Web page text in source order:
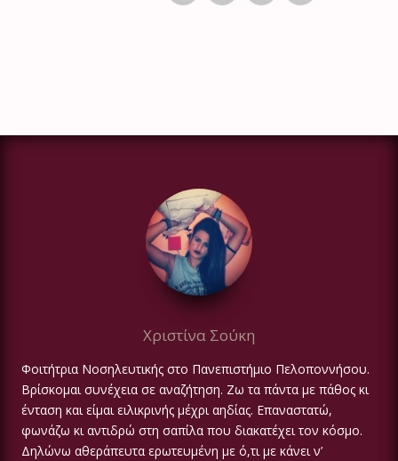
Χριστίνα Σούκη
Φοιτήτρια Νοσηλευτικής στο Πανεπιστήμιο Πελοποννήσου.
Βρίσκομαι συνέχεια σε αναζήτηση. Ζω τα πάντα με πάθος κι
ένταση και είμαι ειλικρινής μέχρι αηδίας. Επαναστατώ,
φωνάζω κι αντιδρώ στη σαπίλα που διακατέχει τον κόσμο.
Δηλώνω αθεράπευτα ερωτευμένη με ό,τι με κάνει ν’